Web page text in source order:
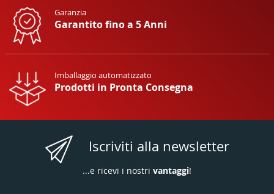
Garanzia
Garantito fino a 5 Anni
Imballaggio automatizzato
Prodotti in Pronta Consegna
Iscriviti alla newsletter
...e ricevi i nostri vantaggi!